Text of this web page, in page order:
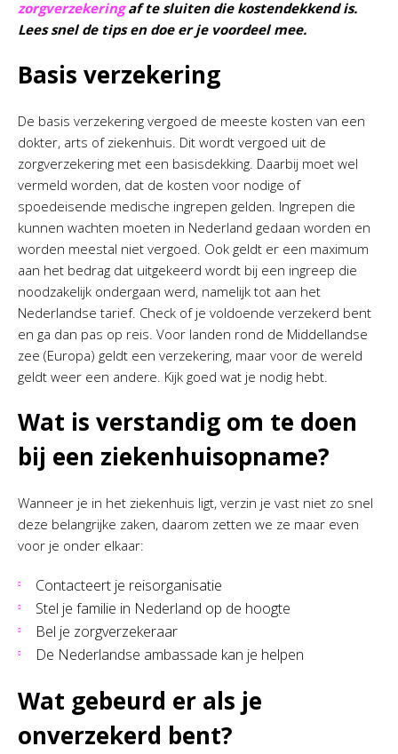
zorgverzekeringaf te sluiten die kostendekkend is.
Lees snel de tips en doe er je voordeel mee.
Basis verzekering
De basis verzekering vergoed de meeste kosten van een
dokter, arts of ziekenhuis. Dit wordt vergoed uit de
zorgverzekering met een basisdekking. Daarbij moet wel
vermeld worden, dat de kosten voor nodige of
spoedeisende medische ingrepen gelden. Ingrepen die
kunnen wachten moeten in Nederland gedaan worden en
worden meestal niet vergoed. Ook geldt er een maximum
aan het bedrag dat uitgekeerd wordt bij een ingreep die
noodzakelijk ondergaan werd, namelijk tot aan het
Nederlandse tarief. Check of je voldoende verzekerd bent
en ga dan pas op reis. Voor landen rond de Middellandse
zee (Europa) geldt een verzekering, maar voor de wereld
geldt weer een andere. Kijk goed wat je nodig hebt.
Wat is verstandig om te doen
bij een ziekenhuisopname?
Wanneer je in het ziekenhuis ligt, verzin je vast niet zo snel
deze belangrijke zaken, daarom zetten we ze maar even
voor je onder elkaar:
Contacteert je reisorganisatie
Stel je familie in Nederland op de hoogte
Bel je zorgverzekeraar
De Nederlandse ambassade kan je helpen
Wat gebeurd er als je
onverzekerd bent?